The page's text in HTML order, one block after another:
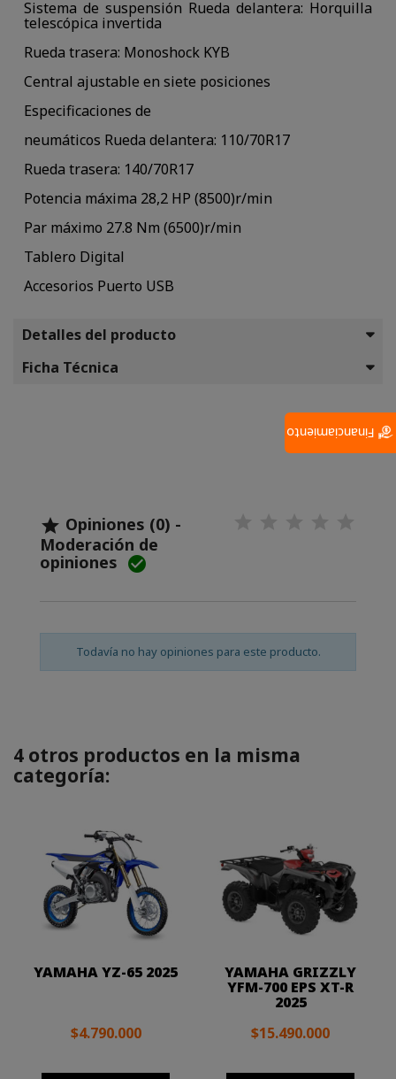
Sistema de suspensión Rueda delantera: Horquilla
telescópica invertida
Rueda trasera: Monoshock KYB
Central ajustable en siete posiciones
Especificaciones de
neumáticos Rueda delantera: 110/70R17
Rueda trasera: 140/70R17
Potencia máxima 28,2 HP (8500)r/min
Par máximo 27.8 Nm (6500)r/min
Tablero Digital
Accesorios Puerto USB
Detalles del producto
Ficha Técnica
 Opiniones (0) -
Moderación de
opiniones 
Todavía no hay opiniones para este producto.
4 otros productos en la misma
categoría:
YAMAHA YZ-65 2025
$4.790.000
YAMAHA GRIZZLY
YFM-700 EPS XT-R
2025
$15.490.000
Financiamiento